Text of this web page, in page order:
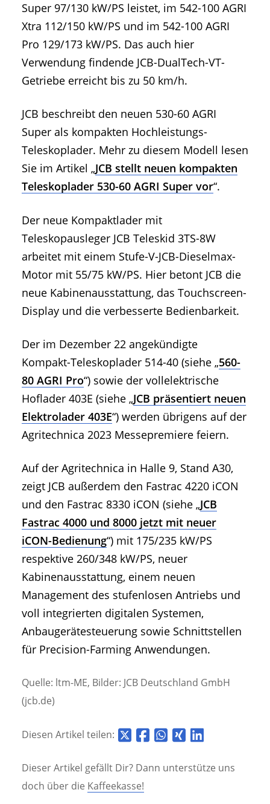
Super 97/130 kW/PS leistet, im 542-100 AGRI
Xtra 112/150 kW/PS und im 542-100 AGRI
Pro 129/173 kW/PS. Das auch hier
Verwendung findende JCB-DualTech-VT-
Getriebe erreicht bis zu 50 km/h.
JCB beschreibt den neuen 530-60 AGRI
Super als kompakten Hochleistungs-
Teleskoplader. Mehr zu diesem Modell lesen
Sie im Artikel „JCB stellt neuen kompakten
Teleskoplader 530-60 AGRI Super vor“.
Der neue Kompaktlader mit
Teleskopausleger JCB Teleskid 3TS-8W
arbeitet mit einem Stufe-V-JCB-Dieselmax-
Motor mit 55/75 kW/PS. Hier betont JCB die
neue Kabinenausstattung, das Touchscreen-
Display und die verbesserte Bedienbarkeit.
Der im Dezember 22 angekündigte
Kompakt-Teleskoplader 514-40 (siehe „560-
80 AGRI Pro“) sowie der vollelektrische
Hoflader 403E (siehe „JCB präsentiert neuen
Elektrolader 403E“) werden übrigens auf der
Agritechnica 2023 Messepremiere feiern.
Auf der Agritechnica in Halle 9, Stand A30,
zeigt JCB außerdem den Fastrac 4220 iCON
und den Fastrac 8330 iCON (siehe „JCB
Fastrac 4000 und 8000 jetzt mit neuer
iCON-Bedienung“) mit 175/235 kW/PS
respektive 260/348 kW/PS, neuer
Kabinenausstattung, einem neuen
Management des stufenlosen Antriebs und
voll integrierten digitalen Systemen,
Anbaugerätesteuerung sowie Schnittstellen
für Precision-Farming Anwendungen.
Quelle: ltm-ME, Bilder: JCB Deutschland GmbH
(jcb.de)
Diesen Artikel teilen:
Dieser Artikel gefällt Dir? Dann unterstütze uns
doch über die Kaffeekasse!